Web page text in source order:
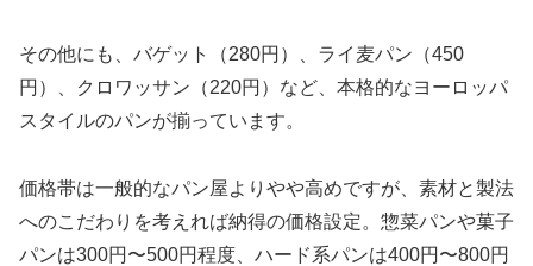
その他にも、バゲット（280円）、ライ麦パン（450
円）、クロワッサン（220円）など、本格的なヨーロッパ
スタイルのパンが揃っています。
価格帯は一般的なパン屋よりやや高めですが、素材と製法
へのこだわりを考えれば納得の価格設定。惣菜パンや菓子
パンは300円〜500円程度、ハード系パンは400円〜800円